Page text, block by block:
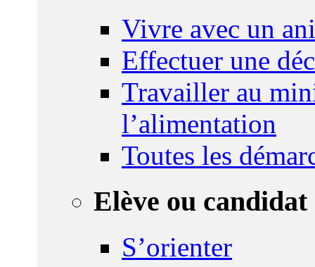
Vivre avec un
Effectuer une
Travailler au
l’alimentation
Toutes les
Elève ou candidat
S’orienter